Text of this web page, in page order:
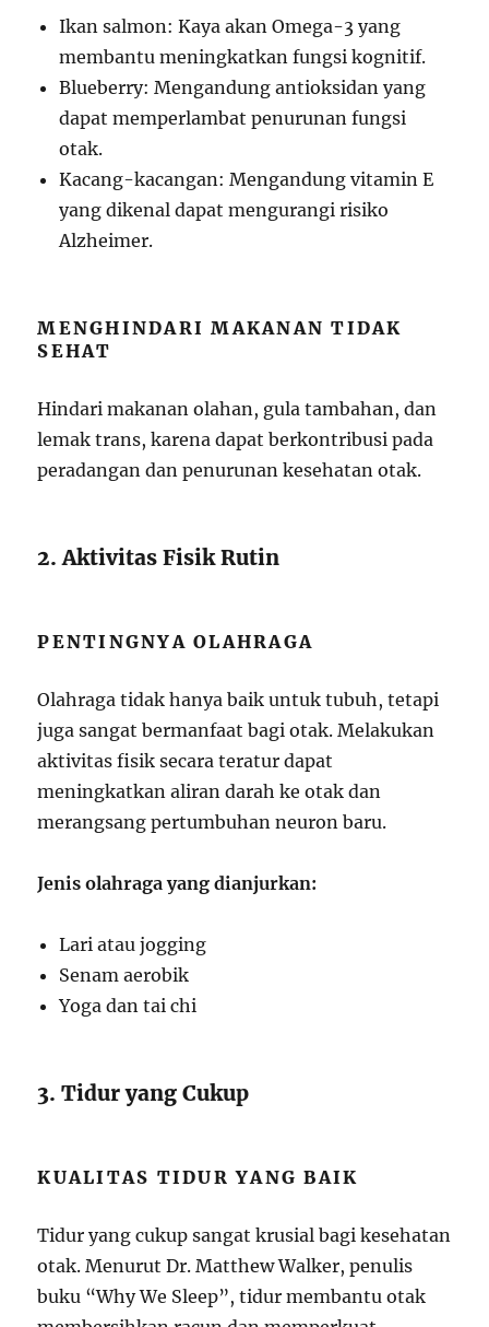
Ikan salmon: Kaya akan Omega-3 yang
membantu meningkatkan fungsi kognitif.
Blueberry: Mengandung antioksidan yang
dapat memperlambat penurunan fungsi
otak.
Kacang-kacangan: Mengandung vitamin E
yang dikenal dapat mengurangi risiko
Alzheimer.
MENGHINDARI MAKANAN TIDAK
SEHAT
Hindari makanan olahan, gula tambahan, dan
lemak trans, karena dapat berkontribusi pada
peradangan dan penurunan kesehatan otak.
2. Aktivitas Fisik Rutin
PENTINGNYA OLAHRAGA
Olahraga tidak hanya baik untuk tubuh, tetapi
juga sangat bermanfaat bagi otak. Melakukan
aktivitas fisik secara teratur dapat
meningkatkan aliran darah ke otak dan
merangsang pertumbuhan neuron baru.
Jenis olahraga yang dianjurkan:
Lari atau jogging
Senam aerobik
Yoga dan tai chi
3. Tidur yang Cukup
KUALITAS TIDUR YANG BAIK
Tidur yang cukup sangat krusial bagi kesehatan
otak. Menurut Dr. Matthew Walker, penulis
buku “Why We Sleep”, tidur membantu otak